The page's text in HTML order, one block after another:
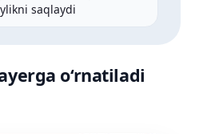
saqlaydi
o‘rnatiladi